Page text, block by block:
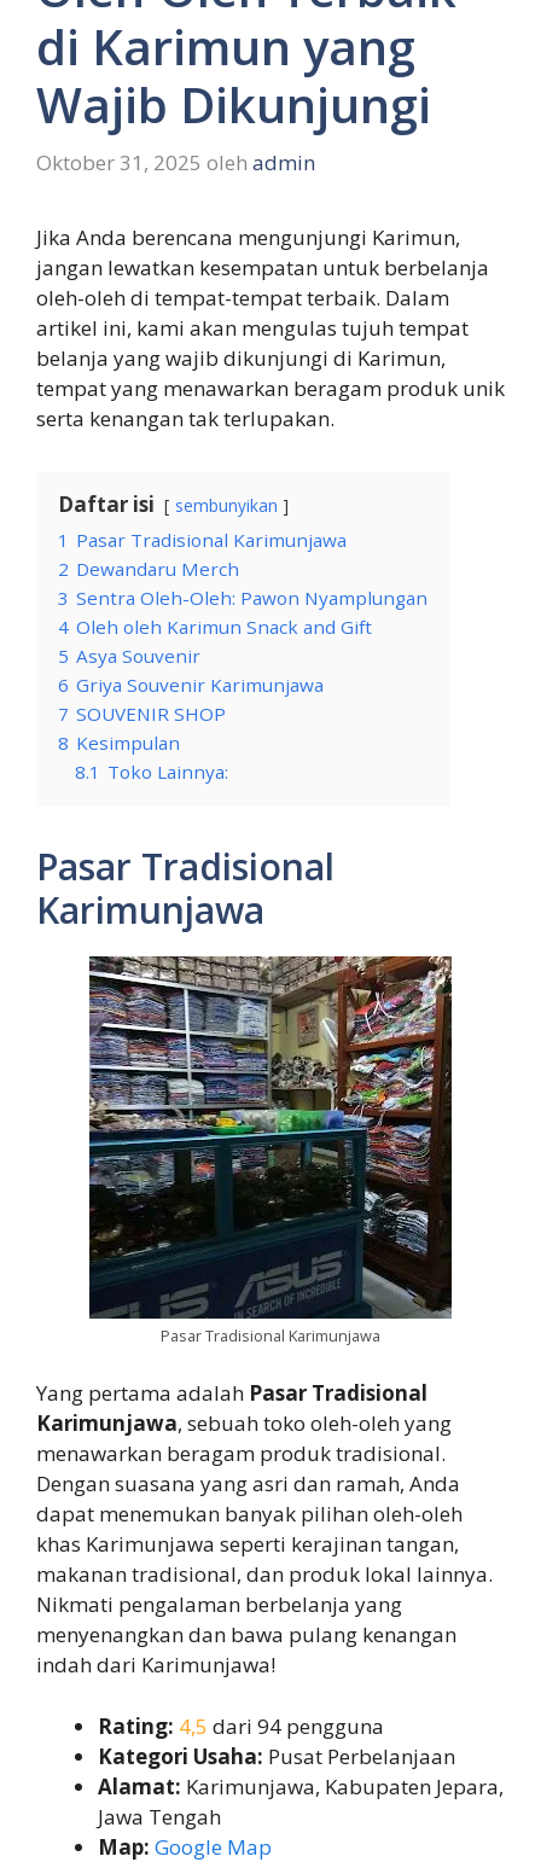
di Karimun yang
Wajib Dikunjungi
Oktober 31, 2025 oleh admin
Jika Anda berencana mengunjungi Karimun,
jangan lewatkan kesempatan untuk berbelanja
oleh-oleh di tempat-tempat terbaik. Dalam
artikel ini, kami akan mengulas tujuh tempat
belanja yang wajib dikunjungi di Karimun,
tempat yang menawarkan beragam produk unik
serta kenangan tak terlupakan.
Daftar isi sembunyikan
1 Pasar Tradisional Karimunjawa
2 Dewandaru Merch
3 Sentra Oleh-Oleh: Pawon Nyamplungan
4 Oleh oleh Karimun Snack and Gift
5 Asya Souvenir
6 Griya Souvenir Karimunjawa
7 SOUVENIR SHOP
8 Kesimpulan
8.1 Toko Lainnya:
Pasar Tradisional
Karimunjawa
Pasar Tradisional Karimunjawa
Yang pertama adalah Pasar Tradisional
Karimunjawa, sebuah toko oleh-oleh yang
menawarkan beragam produk tradisional.
Dengan suasana yang asri dan ramah, Anda
dapat menemukan banyak pilihan oleh-oleh
khas Karimunjawa seperti kerajinan tangan,
makanan tradisional, dan produk lokal lainnya.
Nikmati pengalaman berbelanja yang
menyenangkan dan bawa pulang kenangan
indah dari Karimunjawa!
Rating: 4,5 dari 94 pengguna
Kategori Usaha: Pusat Perbelanjaan
Alamat: Karimunjawa, Kabupaten Jepara,
Jawa Tengah
Map: Google Map